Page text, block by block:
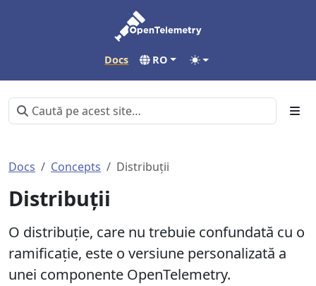
Docs RO
Docs Concepts Distribuții
Distribuții
O distribuție, care nu trebuie confundată cu o
ramificație, este o versiune personalizată a
unei componente OpenTelemetry.